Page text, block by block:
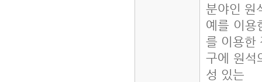
분야인 원
예를 이용
를 이용한
구에 원석
성 있는